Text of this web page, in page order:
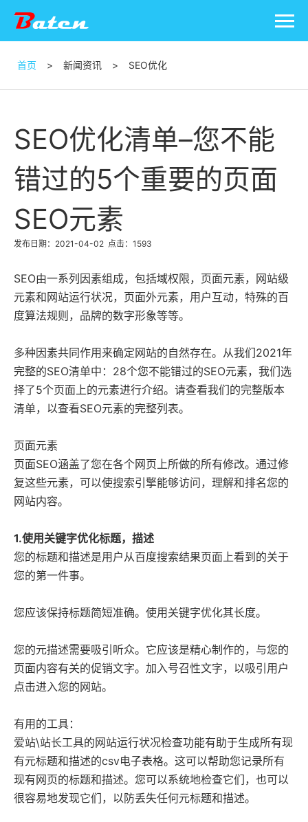
精彩案例关于我们分享经验联系我们
联
系
电
话
1
3
5
1
0
7
9
0
7
2
8
（
微
信
同
号）
公
司
地
址
：
深
圳
市
龙
华
区
东
环
一
路
油
松
科
技
大
厦
A
1
1
0
6
-
1
1
0
7
如
果
您
有
合
作
的
意
愿
，
立
即
联
系
我
们
。
让
我
们
探
讨
更
多
的
可
能
。
首页 > 新闻资讯 > SEO优化
SEO优化清单–您不能
错过的5个重要的页面
SEO元素
发布日期：2021-04-02 点击：1593
SEO由一系列因素组成，包括域权限，页面元素，网站级
元素和网站运行状况，页面外元素，用户互动，特殊的百
度算法规则，品牌的数字形象等等。
多种因素共同作用来确定网站的自然存在。从我们2021年
完整的SEO清单中：28个您不能错过的SEO元素，我们选
择了5个页面上的元素进行介绍。请查看我们的完整版本
清单，以查看SEO元素的完整列表。
页面元素
页面SEO涵盖了您在各个网页上所做的所有修改。通过修
复这些元素，可以使搜索引擎能够访问，理解和排名您的
网站内容。
1.使用关键字优化标题，描述
您的标题和描述是用户从百度搜索结果页面上看到的关于
您的第一件事。
您应该保持标题简短准确。使用关键字优化其长度。
您的元描述需要吸引听众。它应该是精心制作的，与您的
页面内容有关的促销文字。加入号召性文字，以吸引用户
点击进入您的网站。
有用的工具：
爱站\站长工具的网站运行状况检查功能有助于生成所有现
有元标题和描述的csv电子表格。这可以帮助您记录所有
现有网页的标题和描述。您可以系统地检查它们，也可以
很容易地发现它们，以防丢失任何元标题和描述。